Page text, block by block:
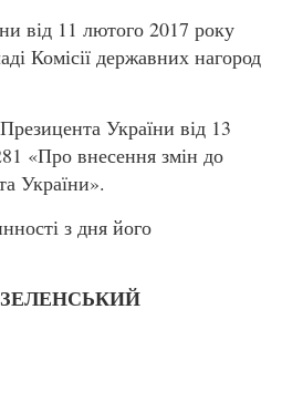
від 11 лютого 2017 року
Комісії державних нагород
України від 13
«Про внесення змін до
України».
з дня його